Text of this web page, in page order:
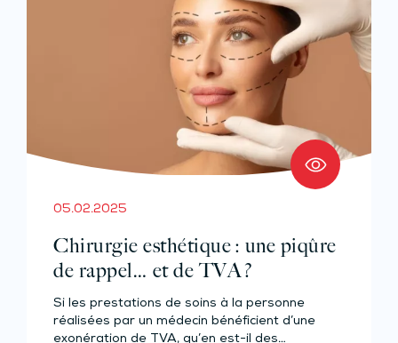
05.02.2025
Chirurgie esthétique : une piqûre
de rappel… et de TVA ?
Si les prestations de soins à la personne
réalisées par un médecin bénéficient d’une
exonération de TVA, qu’en est-il des…